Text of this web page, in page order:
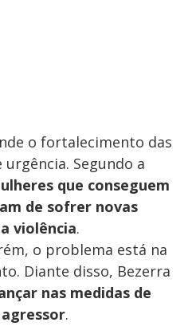
o fortalecimento das
Segundo a
que conseguem
de sofrer novas
violência.
o problema está na
Diante disso, Bezerra
nas medidas de
.